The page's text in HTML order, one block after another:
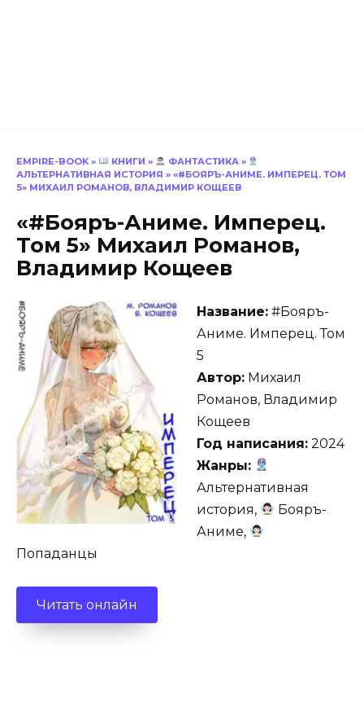
EMPIRE-BOOK » КНИГИ » ФАНТАСТИКА»
АЛЬТЕРНАТИВНАЯ ИСТОРИЯ » «#БОЯРЪ-АНИМЕ. ИМПЕРЕЦ. ТОМ
5» МИХАИЛ РОМАНОВ, ВЛАДИМИР КОЩЕЕВ
«#Бояръ-Аниме. Имперец.
Том 5» Михаил Романов,
Владимир Кощеев
Название: #Бояръ-
Аниме. Имперец. Том
5
Автор: Михаил
Романов, Владимир
Кощеев
Год написания: 2024
Жанры:
Альтернативная
история,
Бояръ-
Аниме,
Попаданцы
Читать онлайн